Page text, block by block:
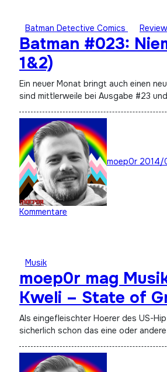
Batman Detective Comics
Batman #023:
1&2)
Ein neuer Monat bringt auch einen neuen Batman. Wir
sind mittlerweile bei Ausgabe #23
moep0r 2014/
Kommentare
Musik
moep0r mag
Kweli – State of
Als eingefleischter Hoerer des US-Hip Hop hat man
sicherlich schon das eine oder